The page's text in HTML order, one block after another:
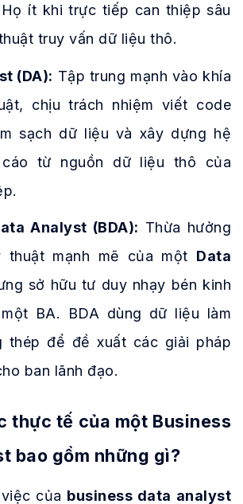
Họ ít khi trực tiếp can thiệp sâu
truy vấn dữ liệu thô.
(DA): Tập trung mạnh vào khía
chịu trách nhiệm viết code
sạch dữ liệu và xây dựng hệ
từ nguồn dữ liệu thô của
Analyst (BDA): Thừa hưởng
thuật mạnh mẽ của một Data
sở hữu tư duy nhạy bén kinh
BA. BDA dùng dữ liệu làm
thép để đề xuất các giải pháp
ban lãnh đạo.
thực tế của một Business
bao gồm những gì?
của business data analyst